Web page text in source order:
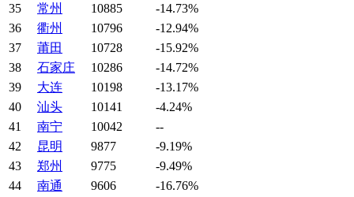
35
常州 10885
-14.73%
36
衢州 10796
-12.94%
37
莆田 10728
-15.92%
38
石家庄 10286
-14.72%
39
大连 10198
-13.17%
40
汕头 10141
-4.24%
41
南宁 10042
--
42
昆明 9877
-9.19%
43
郑州 9775
-9.49%
44
南通 9606
-16.76%